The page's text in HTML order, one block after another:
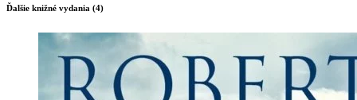
Ďalšie knižné vydania (4)